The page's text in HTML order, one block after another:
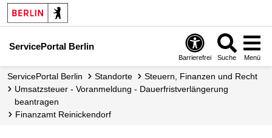
ServicePortal Berlin
Barrierefrei Suche Menü
ServicePortal Berlin Standorte
Steuern, Finanzen und Recht
Umsatzsteuer - Voranmeldung - Dauerfristverlängerung
beantragen
Finanzamt Reinickendorf